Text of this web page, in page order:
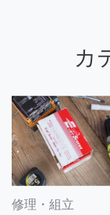
カ
修理・組立